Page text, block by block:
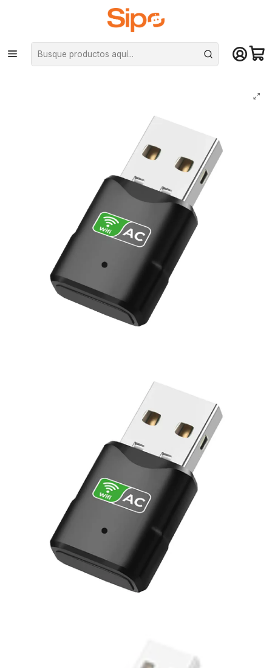
¡Compra hasta mediodía y recibe hoy! De lunes a sábado en el gran
Santiago. Envío gratis desde $29.990
Inicio Redes y conectividad Wifi y adaptadores
Adaptador Receptor USB WiFi 600Mbps Dual Band Realtek 2.4/5GHz